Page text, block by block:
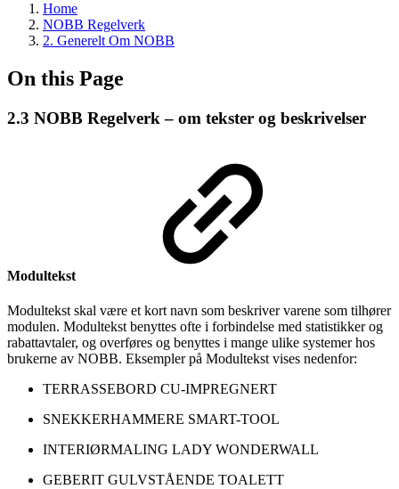
Home
NOBB Regelverk
2. Generelt Om NOBB
On this Page
2.3 NOBB Regelverk – om tekster og beskrivelser
Modultekst
Modultekst skal være et kort navn som beskriver varene som tilhører
modulen. Modultekst benyttes ofte i forbindelse med statistikker og
rabattavtaler, og overføres og benyttes i mange ulike systemer hos
brukerne av NOBB. Eksempler på Modultekst vises nedenfor:
TERRASSEBORD CU-IMPREGNERT
SNEKKERHAMMERE SMART-TOOL
INTERIØRMALING LADY WONDERWALL
GEBERIT GULVSTÅENDE TOALETT